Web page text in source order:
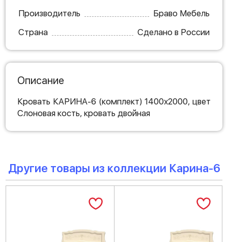
Производитель
Браво Мебель
Страна
Сделано в России
Описание
Кровать КАРИНА-6 (комплект) 1400х2000, цвет
Слоновая кость, кровать двойная
Другие товары из коллекции Карина-6